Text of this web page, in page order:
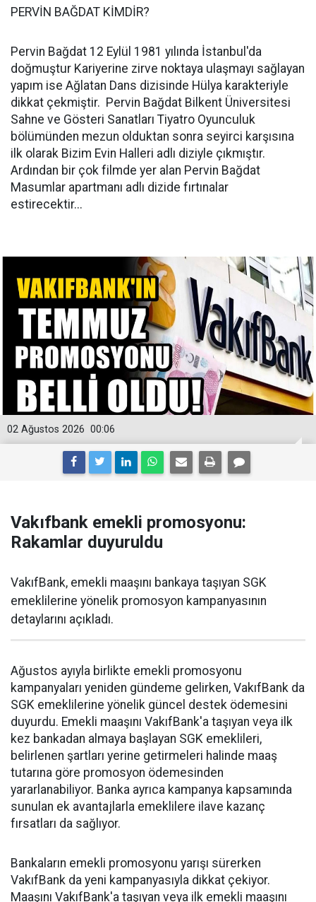
PERVİN BAĞDAT KİMDİR?
Pervin Bağdat 12 Eylül 1981 yılında İstanbul'da
doğmuştur Kariyerine zirve noktaya ulaşmayı sağlayan
yapım ise Ağlatan Dans dizisinde Hülya karakteriyle
dikkat çekmiştir. Pervin Bağdat Bilkent Üniversitesi
Sahne ve Gösteri Sanatları Tiyatro Oyunculuk
bölümünden mezun olduktan sonra seyirci karşısına
ilk olarak Bizim Evin Halleri adlı diziyle çıkmıştır.
Ardından bir çok filmde yer alan Pervin Bağdat
Masumlar apartmanı adlı dizide fırtınalar
estirecektir...
00:06
02 Ağustos 2026
Vakıfbank emekli promosyonu:
Rakamlar duyuruldu
VakıfBank, emekli maaşını bankaya taşıyan SGK
emeklilerine yönelik promosyon kampanyasının
detaylarını açıkladı.
Ağustos ayıyla birlikte emekli promosyonu
kampanyaları yeniden gündeme gelirken, VakıfBank da
SGK emeklilerine yönelik güncel destek ödemesini
duyurdu. Emekli maaşını VakıfBank'a taşıyan veya ilk
kez bankadan almaya başlayan SGK emeklileri,
belirlenen şartları yerine getirmeleri halinde maaş
tutarına göre promosyon ödemesinden
yararlanabiliyor. Banka ayrıca kampanya kapsamında
sunulan ek avantajlarla emeklilere ilave kazanç
fırsatları da sağlıyor.
Bankaların emekli promosyonu yarışı sürerken
VakıfBank da yeni kampanyasıyla dikkat çekiyor.
Maaşını VakıfBank'a taşıyan veya ilk emekli maaşını